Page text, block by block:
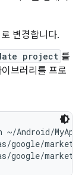
변경합니다.
project 를
브러리를 프로
Android/
google/